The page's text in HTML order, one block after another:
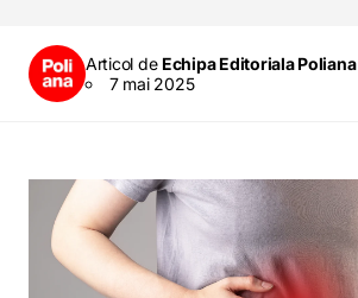
Articol de Echipa Editoriala Poliana
7 mai 2025